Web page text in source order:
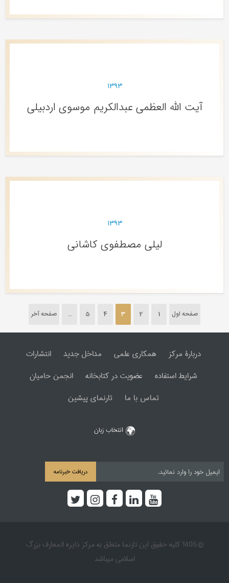
۱۳۹۳
آیت الله العظمی عبدالکریم موسوی اردبیلی
۱۳۹۳
لیلی مصطفوی کاشانی
صفحه اول 1
2
3
4
5
... صفحه آخر
دربارۀ مرکز همکاری علمی مداخل جدید
انتشارات
شرایط استفاده
عضویت در کتابخانه
انجمن حامیان
تماس با ما
تارنمای پیشین
انتخاب زبان
دریافت خبرنامه
© 1405 کلیه حقوق این تارنما متعلق به مرکز دایره المعارف بزرگ
اسلامی میباشد